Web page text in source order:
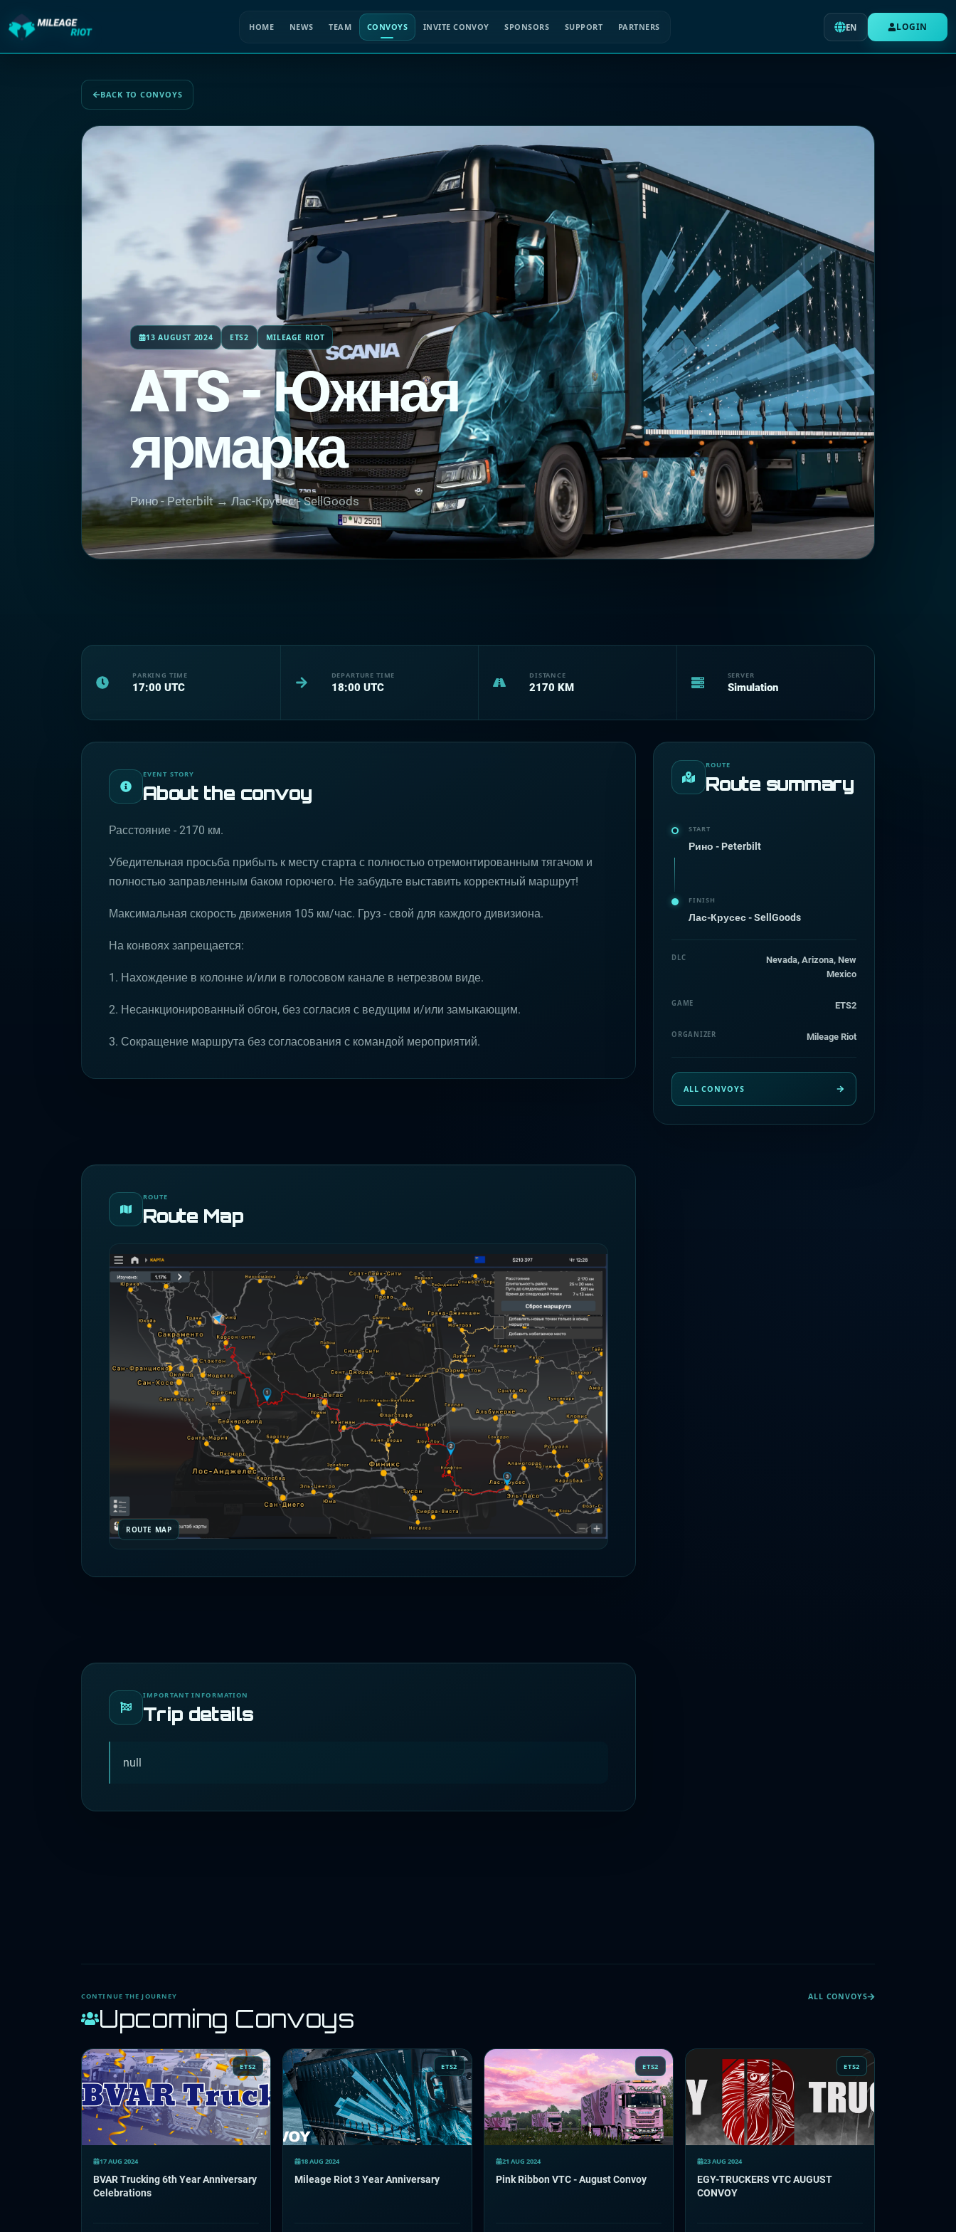
BACK TO CONVOYS
13 AUGUST 2024 ETS2 MILEAGE RIOT
ATS - Южная
ярмарка
Рино - Peterbilt → Лас-Крусес - SellGoods
PARKING TIME
17:00 UTC
DEPARTURE TIME
18:00 UTC
DISTANCE
2170 KM
SERVER
Simulation
EVENT STORY
About the convoy
Расстояние - 2170 км.
Убедительная просьба прибыть к месту старта с полностью отремонтированным тягачом и
полностью заправленным баком горючего. Не забудьте выставить корректный маршрут!
Максимальная скорость движения 105 км/час. Груз - свой для каждого дивизиона.
На конвоях запрещается:
1. Нахождение в колонне и/или в голосовом канале в нетрезвом виде.
2. Несанкционированный обгон, без согласия с ведущим и/или замыкающим.
3. Сокращение маршрута без согласования с командой мероприятий.
ROUTE
Route Map
ROUTE MAP
IMPORTANT INFORMATION
Trip details
null
ROUTE
Route summary
START
Рино - Peterbilt
FINISH
Лас-Крусес - SellGoods
DLC
Nevada, Arizona, New
Mexico
GAME ETS2
ORGANIZER Mileage Riot
ALL CONVOYS
CONTINUE THE JOURNEY
Upcoming Convoys
ALL CONVOYS
ETS2
17 AUG 2024
BVAR Trucking 6th Year Anniversary
Celebrations
ETS2
18 AUG 2024
Mileage Riot 3 Year Anniversary
ETS2
21 AUG 2024
Pink Ribbon VTC - August Convoy
ETS2
23 AUG 2024
EGY-TRUCKERS VTC AUGUST
CONVOY
HOME NEWS TEAM CONVOYS INVITE CONVOY SPONSORS SUPPORT PARTNERS EN LOGIN